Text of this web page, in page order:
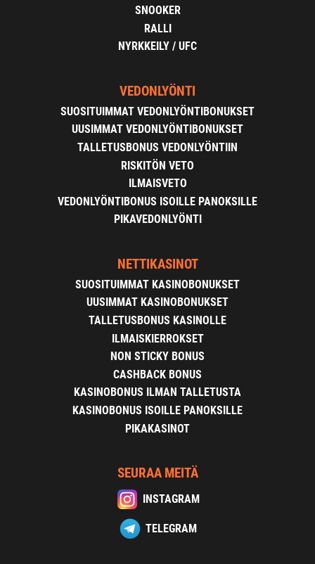
SNOOKER
RALLI
NYRKKEILY / UFC
VEDONLYÖNTI
SUOSITUIMMAT VEDONLYÖNTIBONUKSET
UUSIMMAT VEDONLYÖNTIBONUKSET
TALLETUSBONUS VEDONLYÖNTIIN
RISKITÖN VETO
ILMAISVETO
VEDONLYÖNTIBONUS ISOILLE PANOKSILLE
PIKAVEDONLYÖNTI
NETTIKASINOT
SUOSITUIMMAT KASINOBONUKSET
UUSIMMAT KASINOBONUKSET
TALLETUSBONUS KASINOLLE
ILMAISKIERROKSET
NON STICKY BONUS
CASHBACK BONUS
KASINOBONUS ILMAN TALLETUSTA
KASINOBONUS ISOILLE PANOKSILLE
PIKAKASINOT
SEURAA MEITÄ
INSTAGRAM
TELEGRAM